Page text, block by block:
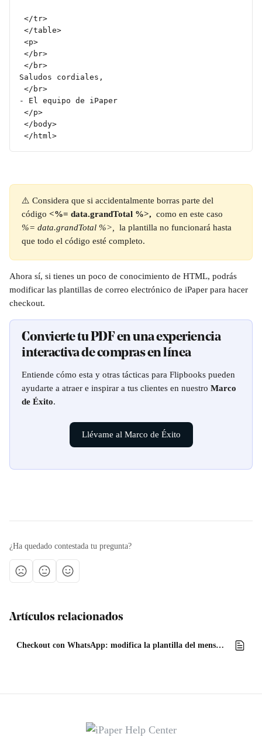
</tr>
</table>
<p>
</br>
</br>
Saludos cordiales,
</br>
- El equipo de iPaper
</p>
</body>
</html>
⚠️ Considera que si accidentalmente borras parte del
código <%= data.grandTotal %>, como en este caso
%= data.grandTotal %>,
la plantilla no funcionará hasta
que todo el código esté completo.
Ahora sí, si tienes un poco de conocimiento de HTML, podrás
modificar las plantillas de correo electrónico de iPaper para hacer
checkout.
Convierte tu PDF en una experiencia
interactiva de compras en línea
Entiende cómo esta y otras tácticas para Flipbooks pueden
ayudarte a atraer e inspirar a tus clientes en nuestro Marco
de Éxito.
Llévame al Marco de Éxito
¿Ha quedado contestada tu pregunta?
Artículos relacionados
Checkout con WhatsApp: modifica la plantilla del mensaje (Avanzado)